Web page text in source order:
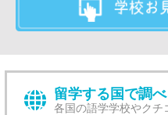
留学する国で調
各国の語学学校やクチ